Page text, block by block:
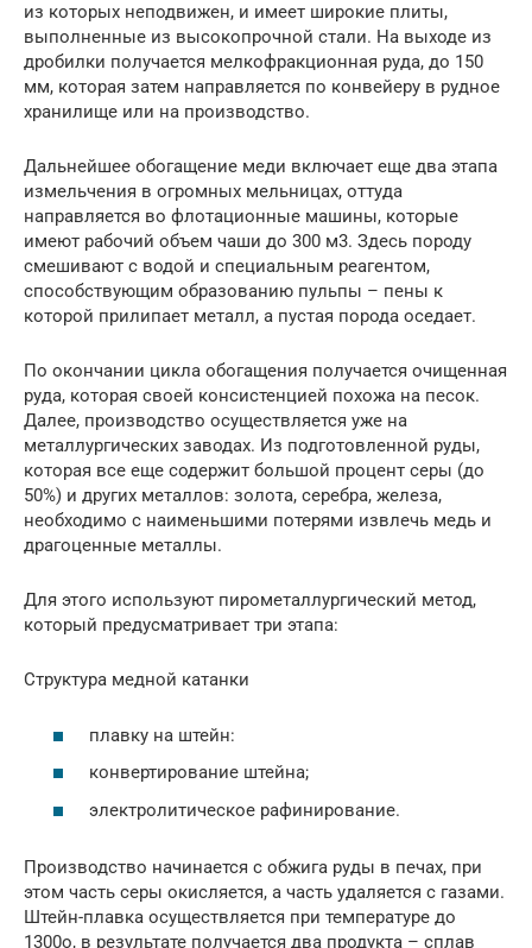
из которых неподвижен, и имеет широкие плиты,
выполненные из высокопрочной стали. На выходе из
дробилки получается мелкофракционная руда, до 150
мм, которая затем направляется по конвейеру в рудное
хранилище или на производство.
Дальнейшее обогащение меди включает еще два этапа
измельчения в огромных мельницах, оттуда
направляется во флотационные машины, которые
имеют рабочий объем чаши до 300 м3. Здесь породу
смешивают с водой и специальным реагентом,
способствующим образованию пульпы – пены к
которой прилипает металл, а пустая порода оседает.
По окончании цикла обогащения получается очищенная
руда, которая своей консистенцией похожа на песок.
Далее, производство осуществляется уже на
металлургических заводах. Из подготовленной руды,
которая все еще содержит большой процент серы (до
50%) и других металлов: золота, серебра, железа,
необходимо с наименьшими потерями извлечь медь и
драгоценные металлы.
Для этого используют пирометаллургический метод,
который предусматривает три этапа:
Структура медной катанки
плавку на штейн:
конвертирование штейна;
электролитическое рафинирование.
Производство начинается с обжига руды в печах, при
этом часть серы окисляется, а часть удаляется с газами.
Штейн-плавка осуществляется при температуре до
1300о, в результате получается два продукта – сплав